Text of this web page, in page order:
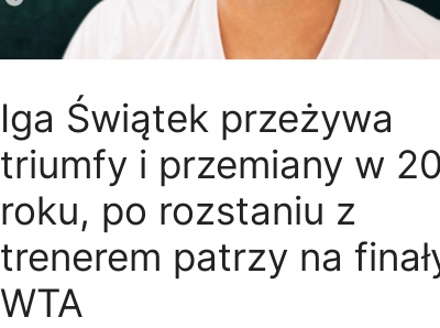
Iga Świątek przeżywa
triumfy i przemiany w
roku, po rozstaniu z
trenerem patrzy na
WTA